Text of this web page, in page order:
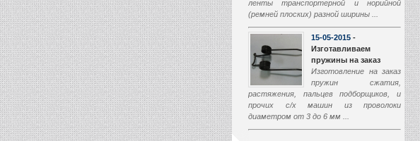
ленты транспортерной и норийной
(ремней плоских) разной ширины ...
15-05-2015 -
Изготавливаем
пружины на заказ
Изготовление на заказ
пружин сжатия,
растяжения, пальцев подборщиков, и
прочих с/х машин из проволоки
диаметром от 3 до 6 мм ...